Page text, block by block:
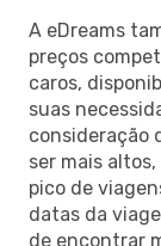
A eDreams
preços
caros,
suas
consideração
ser mais
pico de
datas da
de encontrar